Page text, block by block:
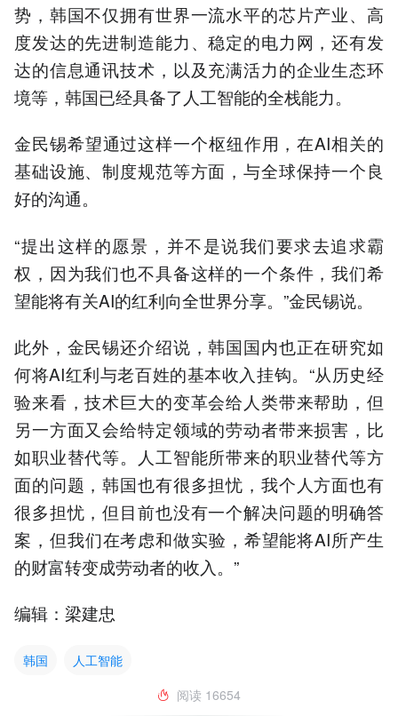
势，韩国不仅拥有世界一流水平的芯片产业、高
度发达的先进制造能力、稳定的电力网，还有发
达的信息通讯技术，以及充满活力的企业生态环
境等，韩国已经具备了人工智能的全栈能力。
金民锡希望通过这样一个枢纽作用，在AI相关的
基础设施、制度规范等方面，与全球保持一个良
好的沟通。
“提出这样的愿景，并不是说我们要求去追求霸
权，因为我们也不具备这样的一个条件，我们希
望能将有关AI的红利向全世界分享。”金民锡说。
此外，金民锡还介绍说，韩国国内也正在研究如
何将AI红利与老百姓的基本收入挂钩。“从历史经
验来看，技术巨大的变革会给人类带来帮助，但
另一方面又会给特定领域的劳动者带来损害，比
如职业替代等。人工智能所带来的职业替代等方
面的问题，韩国也有很多担忧，我个人方面也有
很多担忧，但目前也没有一个解决问题的明确答
案，但我们在考虑和做实验，希望能将AI所产生
的财富转变成劳动者的收入。”
编辑：梁建忠
韩国
人工智能
阅读 16654